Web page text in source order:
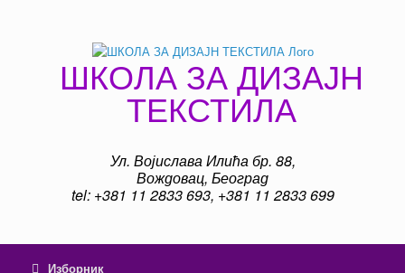
ШКОЛА ЗА ДИЗАЈН
ТЕКСТИЛА
Ул. Војислава Илића бр. 88,
Вождовац, Београд
tel: +381 11 2833 693, +381 11 2833 699
Изборник